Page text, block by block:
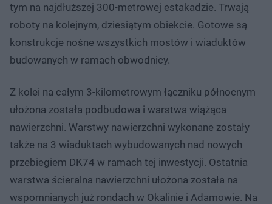
tym na najdłuższej 300-metrowej estakadzie. Trwają
roboty na kolejnym, dziesiątym obiekcie. Gotowe są
konstrukcje nośne wszystkich mostów i wiaduktów
budowanych w ramach obwodnicy.
Z kolei na całym 3-kilometrowym łączniku północnym
ułożona została podbudowa i warstwa wiążąca
nawierzchni. Warstwy nawierzchni wykonane zostały
także na 3 wiaduktach wybudowanych nad nowych
przebiegiem DK74 w ramach tej inwestycji. Ostatnia
warstwa ścieralna nawierzchni ułożona została na
wspomnianych już rondach w Okalinie i Adamowie. Na